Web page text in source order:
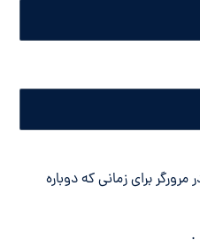
برای زمانی که دوباره